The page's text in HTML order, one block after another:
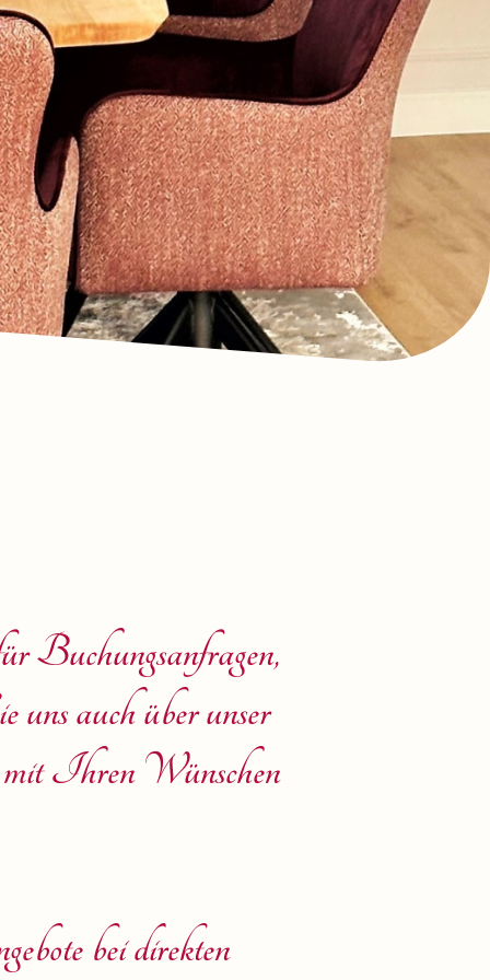
Buchungsanfragen,
auch über unser
Ihren Wünschen
bei direkten